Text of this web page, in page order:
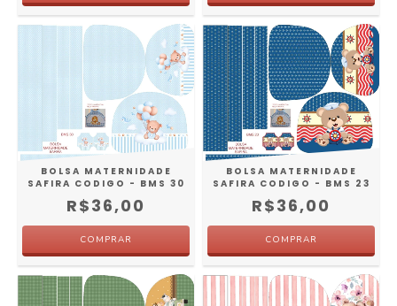
BOLSA MATERNIDADE
SAFIRA CODIGO - BMS 30
R$36,00
BOLSA MATERNIDADE
SAFIRA CODIGO - BMS 23
R$36,00